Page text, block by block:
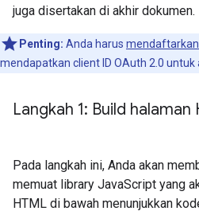
juga disertakan di akhir dokumen.
Penting: Anda harus mendaftarkan
mendapatkan client ID OAuth 2.0 untuk
Langkah 1: Build halaman
Pada langkah ini, Anda akan
memuat library JavaScript yang
HTML di bawah menunjukkan